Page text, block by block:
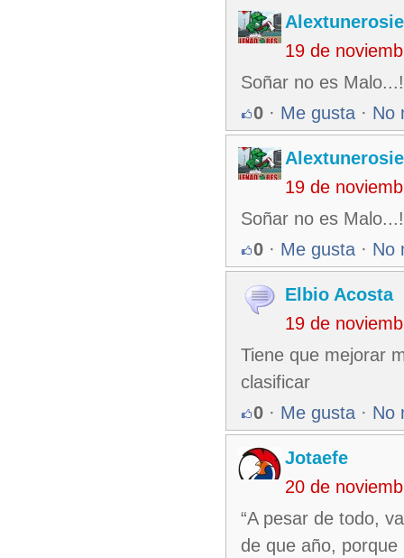
19 de
Soñar no es
0 · Me gusta · No
19 de
Soñar no es
0 · Me gusta · No
Elbio Acosta
19 de
Tiene que mejorar
clasificar
0 · Me gusta · No
Jotaefe
20 de
“A pesar de todo,
de que año,